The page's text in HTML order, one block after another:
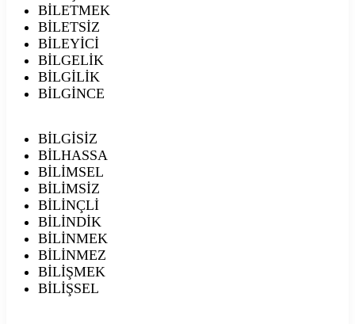
BİLETMEK
BİLETSİZ
BİLEYİCİ
BİLGELİK
BİLGİLİK
BİLGİNCE
BİLGİSİZ
BİLHASSA
BİLİMSEL
BİLİMSİZ
BİLİNÇLİ
BİLİNDİK
BİLİNMEK
BİLİNMEZ
BİLİŞMEK
BİLİŞSEL